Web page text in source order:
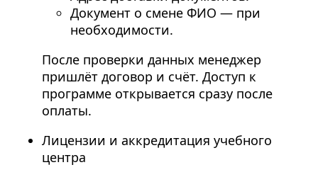
Документ о смене ФИО — при
необходимости.
После проверки данных менеджер
пришлёт договор и счёт. Доступ к
программе открывается сразу после
оплаты.
Лицензии и аккредитация учебного
центра